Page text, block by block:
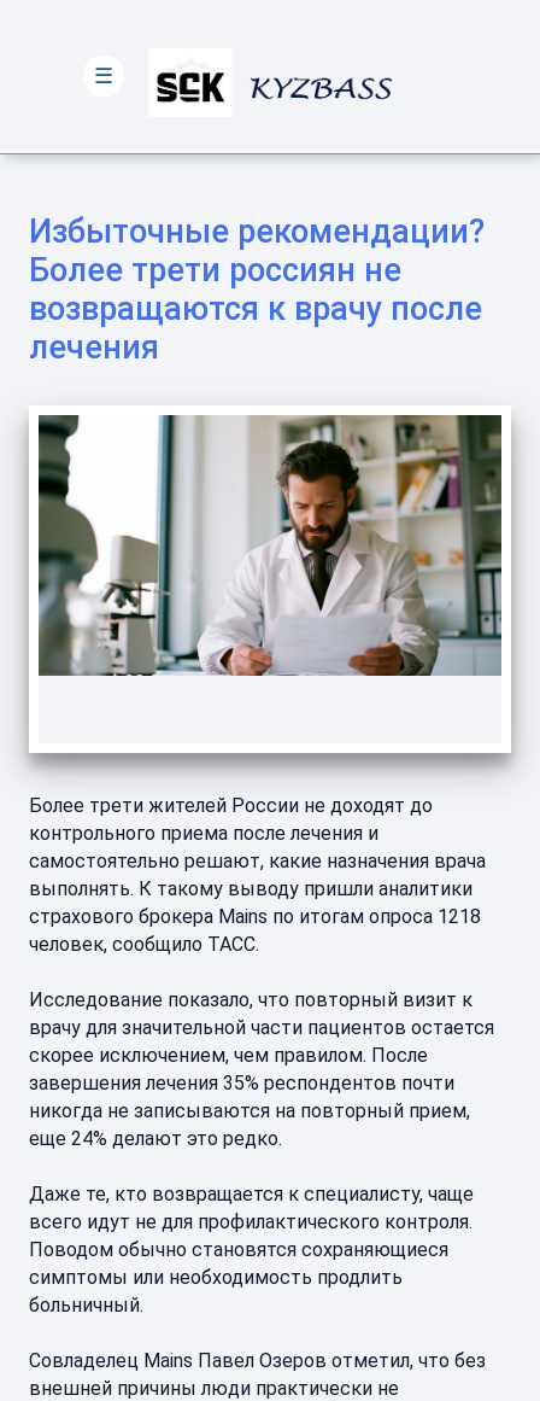
Избыточные рекомендации?
Более трети россиян не
возвращаются к врачу после
лечения
Более трети жителей России не доходят до
контрольного приема после лечения и
самостоятельно решают, какие назначения врача
выполнять. К такому выводу пришли аналитики
страхового брокера Mains по итогам опроса 1218
человек, сообщило ТАСС.
Исследование показало, что повторный визит к
врачу для значительной части пациентов остается
скорее исключением, чем правилом. После
завершения лечения 35% респондентов почти
никогда не записываются на повторный прием,
еще 24% делают это редко.
Даже те, кто возвращается к специалисту, чаще
всего идут не для профилактического контроля.
Поводом обычно становятся сохраняющиеся
симптомы или необходимость продлить
больничный.
Совладелец Mains Павел Озеров отметил, что без
внешней причины люди практически не
☰